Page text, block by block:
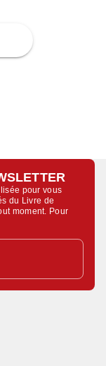
pour vous
du Livre de
moment. Pour